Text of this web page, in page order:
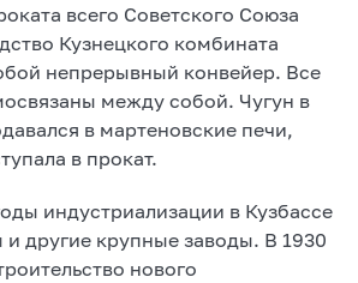
всего Советского Союза
Кузнецкого комбината
непрерывный конвейер. Все
между собой. Чугун в
в мартеновские печи,
в прокат.
индустриализации в Кузбассе
другие крупные заводы. В 1930
нового